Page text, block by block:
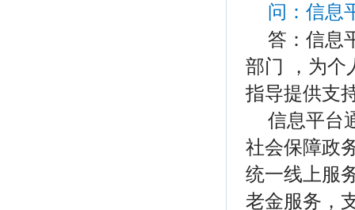
问： 信息
答：信息
部门 ，为个
指导提供支
信息平台
社会保障政
统一线上服
老金服务，